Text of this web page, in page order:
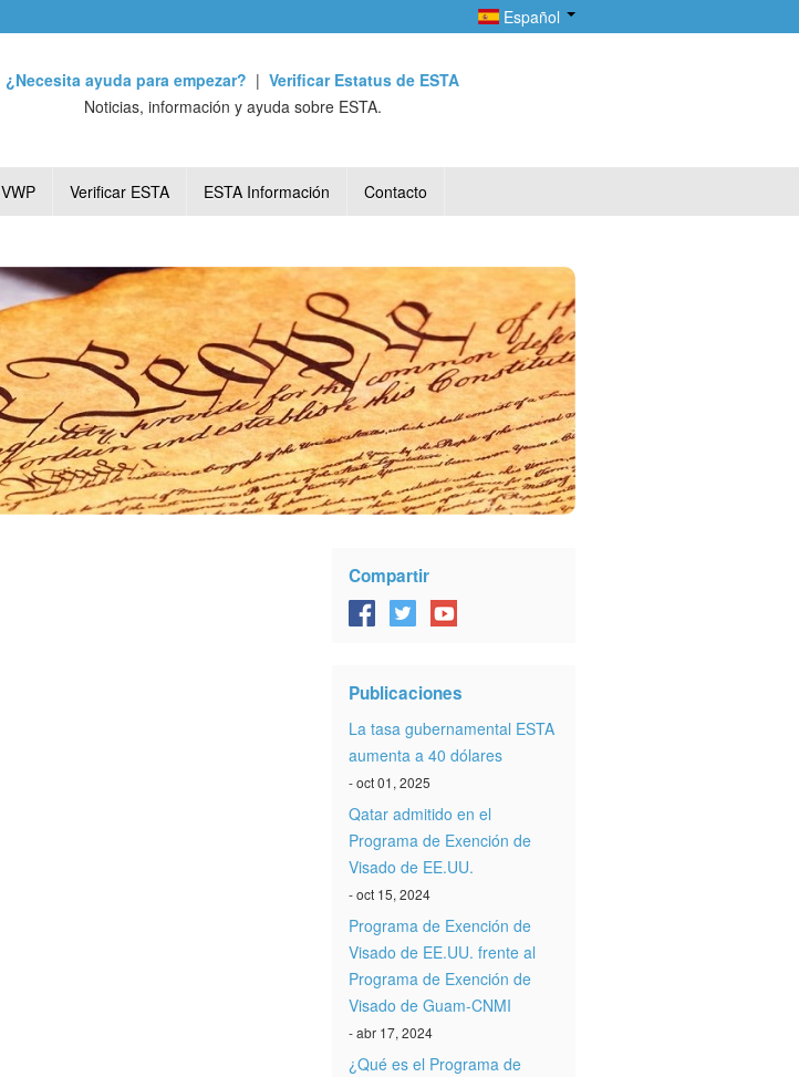
Español
¿Necesita ayuda para empezar? | Verificar Estatus de ESTA
Noticias, información y ayuda sobre ESTA.
VWP Verificar ESTA ESTA Información Contacto
Compartir
Publicaciones
La tasa gubernamental ESTA
aumenta a 40 dólares
- oct 01, 2025
Qatar admitido en el
Programa de Exención de
Visado de EE.UU.
- oct 15, 2024
Programa de Exención de
Visado de EE.UU. frente al
Programa de Exención de
Visado de Guam-CNMI
- abr 17, 2024
¿Qué es el Programa de